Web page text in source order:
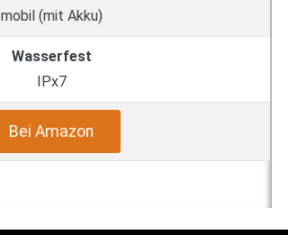
mobil (mit Akku)
Wasserfest
IPx7
Bei Amazon